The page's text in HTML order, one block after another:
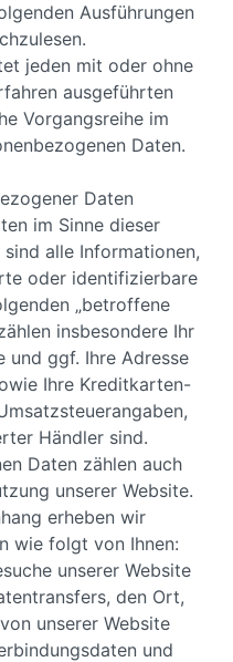
Ausführungen
jeden mit oder ohne
ausgeführten
Vorgangsreihe im
Daten.
Daten
im Sinne dieser
alle Informationen,
oder identifizierbare
„betroffene
insbesondere Ihr
und ggf. Ihre Adresse
Ihre Kreditkarten-
Händler sind.
Daten zählen auch
unserer Website.
erheben wir
wie folgt von Ihnen:
unserer Website
den Ort,
unserer Website
und